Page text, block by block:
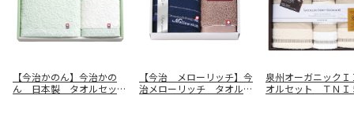
【今治かのん】今治かの
ん 日本製 タオルセッ
【今治 メローリッチ】今
治メローリッチ タオルセ
泉州オーガニック
オルセット ＴＮＩ